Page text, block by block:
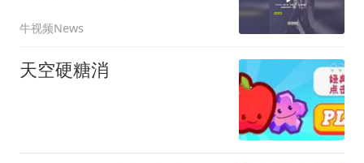
牛视频News
天空硬糖消